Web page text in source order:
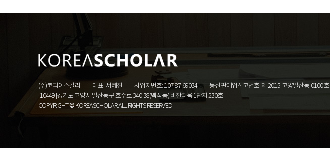
(주)코리아스칼라 대표: 서혜진 사업자번호: 107-87-69034 통신판매업신고번호: 제 2015-고양일산동-0100 호
[10449]경기도 고양시 일산동구 호수로 340-38(백석동) 비잔티움 1단지 230호
COPYRIGHT © KOREASCHOLAR ALL RIGHTS RESERVED.